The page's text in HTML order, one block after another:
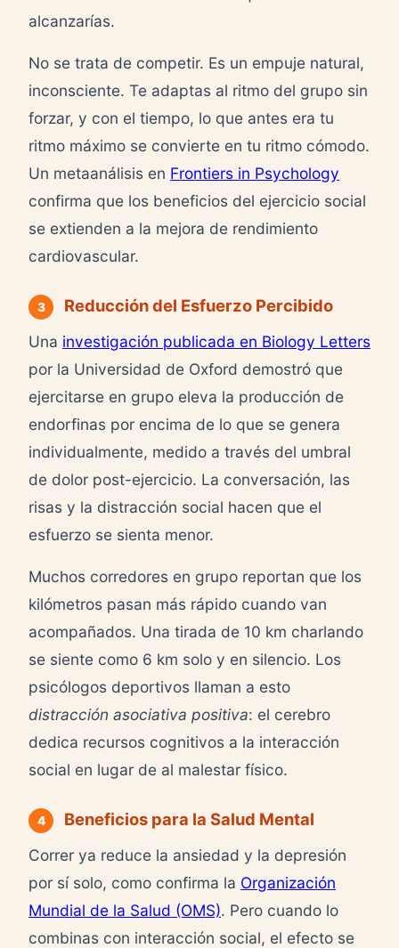
alcanzarías.
No se trata de competir. Es un empuje natural,
inconsciente. Te adaptas al ritmo del grupo sin
forzar, y con el tiempo, lo que antes era tu
ritmo máximo se convierte en tu ritmo cómodo.
Un metaanálisis en Frontiers in Psychology
confirma que los beneficios del ejercicio social
se extienden a la mejora de rendimiento
cardiovascular.
3 Reducción del Esfuerzo Percibido
Una investigación publicada en Biology Letters
por la Universidad de Oxford demostró que
ejercitarse en grupo eleva la producción de
endorfinas por encima de lo que se genera
individualmente, medido a través del umbral
de dolor post-ejercicio. La conversación, las
risas y la distracción social hacen que el
esfuerzo se sienta menor.
Muchos corredores en grupo reportan que los
kilómetros pasan más rápido cuando van
acompañados. Una tirada de 10 km charlando
se siente como 6 km solo y en silencio. Los
psicólogos deportivos llaman a esto
distracción asociativa positiva: el cerebro
dedica recursos cognitivos a la interacción
social en lugar de al malestar físico.
4 Beneficios para la Salud Mental
Correr ya reduce la ansiedad y la depresión
por sí solo, como confirma la Organización
Mundial de la Salud (OMS). Pero cuando lo
combinas con interacción social, el efecto se